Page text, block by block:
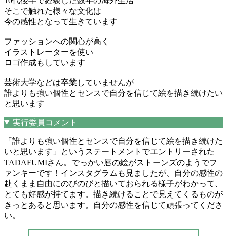
そこで触れた様々な文化は
今の感性となって生きています
ファッションへの関心が高く
イラストレーターを使い
ロゴ作成もしています
芸術大学などは卒業していませんが
誰よりも強い個性とセンスで自分を信じて絵を描き続けたい
と思います
実行委員コメント
「誰よりも強い個性とセンスで自分を信じて絵を描き続けた
いと思います」というステートメントでエントリーされた
TADAFUMIさん。でっかい唇の絵がストーンズのようでフ
ァンキーです！インスタグラムも見ましたが、自分の感性の
赴くまま自由にのびのびと描いておられる様子がわかって、
とても好感が持てます。描き続けることで見えてくるものが
きっとあると思います。自分の感性を信じて頑張ってくださ
い。